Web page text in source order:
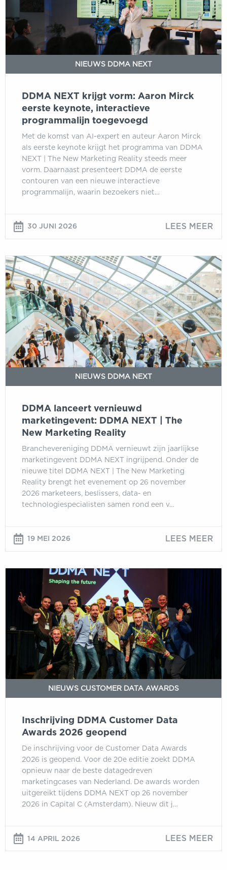
Mirck
eerste
keynote,
interactieve
NIEUWS DDMA NEXT
DDMA NEXT krijgt vorm: Aaron Mirck
eerste keynote, interactieve
programmalijn toegevoegd
Met de komst van AI-expert en auteur Aaron Mirck
als eerste keynote krijgt het programma van DDMA
NEXT | The New Marketing Reality steeds meer
vorm. Daarnaast presenteert DDMA de eerste
contouren van een nieuwe interactieve
programmalijn, waarin bezoekers niet…
30 JUNI 2026 LEES MEER
DDMA
lanceert
vernieuwd
marketingevent:
DDMA
NEXT
|
The
New
NIEUWS DDMA NEXT
DDMA lanceert vernieuwd
marketingevent: DDMA NEXT | The
New Marketing Reality
Branchevereniging DDMA vernieuwt zijn jaarlijkse
marketingevent DDMA NEXT ingrijpend. Onder de
nieuwe titel DDMA NEXT | The New Marketing
Reality brengt het evenement op 26 november
2026 marketeers, beslissers, data- en
technologiespecialisten samen rond een v…
19 MEI 2026 LEES MEER
Inschrijving
Customer
Data
Awards
2026
geopend
NIEUWS CUSTOMER DATA AWARDS
Inschrijving DDMA Customer Data
Awards 2026 geopend
De inschrijving voor de Customer Data Awards
2026 is geopend. Voor de 20e editie zoekt DDMA
opnieuw naar de beste datagedreven
marketingcases van Nederland. De awards worden
uitgereikt tijdens DDMA NEXT op 26 november
2026 in Capital C (Amsterdam). Nieuw dit j…
14 APRIL 2026 LEES MEER